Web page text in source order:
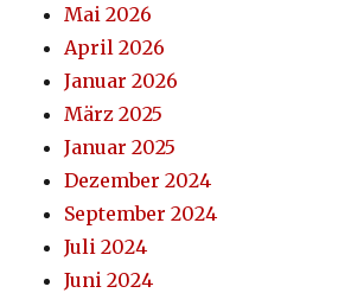
Mai 2026
April 2026
Januar 2026
März 2025
Januar 2025
Dezember 2024
September 2024
Juli 2024
Juni 2024